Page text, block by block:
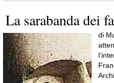
La sarabanda dei
di